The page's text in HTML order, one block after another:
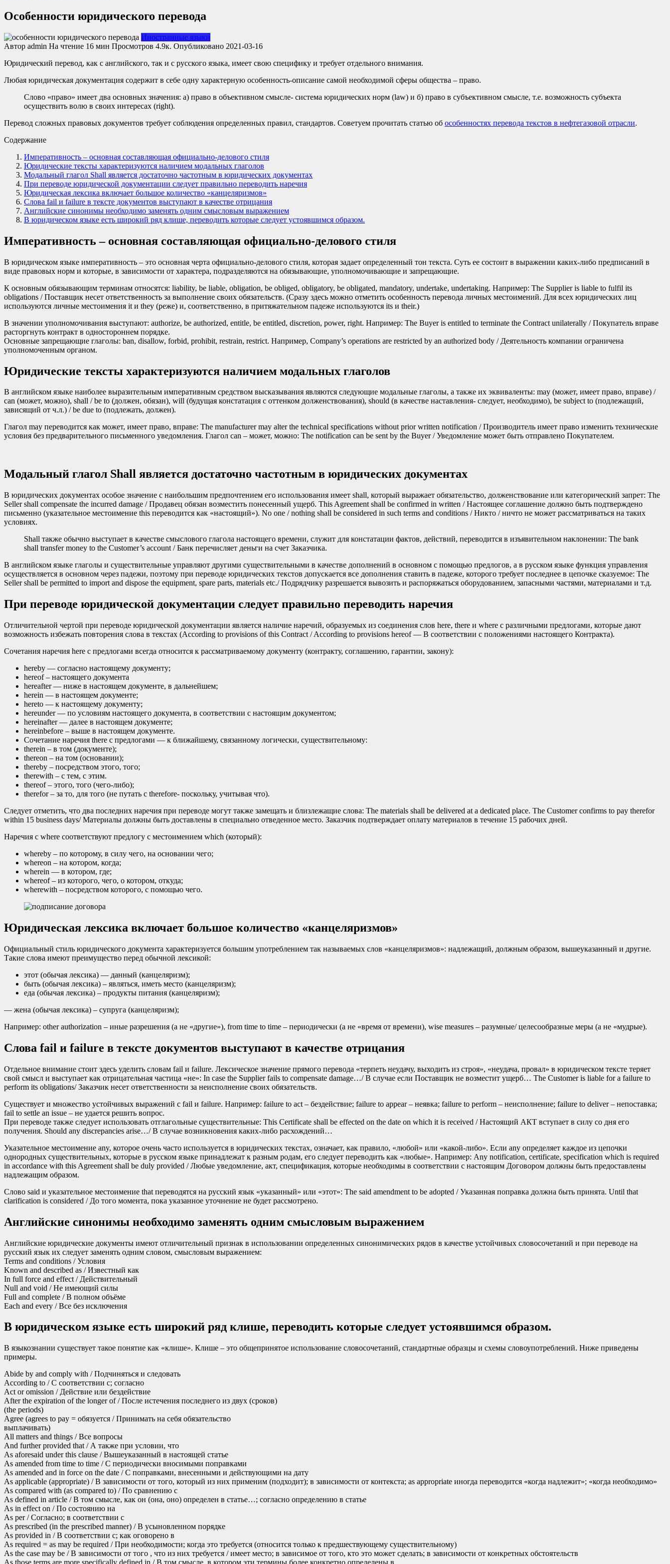
Особенности юридического перевода
Иностранные языки
Автор admin На чтение 16 мин Просмотров 4.9к. Опубликовано 2021-03-16
Юридический перевод, как с английского, так и с русского языка, имеет свою специфику и требует отдельного внимания.
Любая юридическая документация содержит в себе одну характерную особенность-описание самой необходимой сферы общества – право.
Слово «право» имеет два основных значения: а) право в объективном смысле- система юридических норм (law) и б) право в субъективном смысле, т.е. возможность субъекта
осуществить волю в своих интересах (right).
Перевод сложных правовых документов требует соблюдения определенных правил, стандартов. Советуем прочитать статью об особенностях перевода текстов в нефтегазовой отрасли.
Содержание
Императивность – основная составляющая официально-делового стиля
Юридические тексты характеризуются наличием модальных глаголов
Модальный глагол Shall является достаточно частотным в юридических документах
При переводе юридической документации следует правильно переводить наречия
Юридическая лексика включает большое количество «канцеляризмов»
Слова fail и failure в тексте документов выступают в качестве отрицания
Английские синонимы необходимо заменять одним смысловым выражением
В юридическом языке есть широкий ряд клише, переводить которые следует устоявшимся образом.
Императивность – основная составляющая официально-делового стиля
В юридическом языке императивность – это основная черта официально-делового стиля, которая задает определенный тон текста. Суть ее состоит в выражении каких-либо предписаний в
виде правовых норм и которые, в зависимости от характера, подразделяются на обязывающие, уполномочивающие и запрещающие.
К основным обязывающим терминам относятся: liability, be liable, obligation, be obliged, obligatory, be obligated, mandatory, undertake, undertaking. Например: The Supplier is liable to fulfil its
obligations / Поставщик несет ответственность за выполнение своих обязательств. (Сразу здесь можно отметить особенность перевода личных местоимений. Для всех юридических лиц
используются личные местоимения it и they (реже) и, соответственно, в притяжательном падеже используются its и their.)
В значении уполномочивания выступают: authorize, be authorized, entitle, be entitled, discretion, power, right. Например: The Buyer is entitled to terminate the Contract unilaterally / Покупатель вправе
расторгнуть контракт в одностороннем порядке.
Основные запрещающие глаголы: ban, disallow, forbid, prohibit, restrain, restrict. Например, Company’s operations are restricted by an authorized body / Деятельность компании ограничена
уполномоченным органом.
Юридические тексты характеризуются наличием модальных глаголов
В английском языке наиболее выразительным императивным средством высказывания являются следующие модальные глаголы, а также их эквиваленты: may (может, имеет право, вправе) /
can (может, можно), shall / be to (должен, обязан), will (будущая констатация с оттенком долженствования), should (в качестве наставления- следует, необходимо), be subject to (подлежащий,
зависящий от ч.л.) / be due to (подлежать, должен).
Глагол may переводится как может, имеет право, вправе: The manufacturer may alter the technical specifications without prior written notification / Производитель имеет право изменить технические
условия без предварительного письменного уведомления. Глагол can – может, можно: The notification can be sent by the Buyer / Уведомление может быть отправлено Покупателем.
Модальный глагол Shall является достаточно частотным в юридических документах
В юридических документах особое значение с наибольшим предпочтением его использования имеет shall, который выражает обязательство, долженствование или категорический запрет: The
Seller shall compensate the incurred damage / Продавец обязан возместить понесенный ущерб. This Agreement shall be confirmed in written / Настоящее соглашение должно быть подтверждено
письменно (указательное местоимение this переводится как «настоящий»). No one / nothing shall be considered in such terms and conditions / Никто / ничто не может рассматриваться на таких
условиях.
Shall также обычно выступает в качестве смыслового глагола настоящего времени, служит для констатации фактов, действий, переводится в изъявительном наклонении: The bank
shall transfer money to the Customer’s account / Банк перечисляет деньги на счет Заказчика.
В английском языке глаголы и существительные управляют другими существительными в качестве дополнений в основном с помощью предлогов, а в русском языке функция управления
осуществляется в основном через падежи, поэтому при переводе юридических текстов допускается все дополнения ставить в падеже, которого требует последнее в цепочке сказуемое: The
Seller shall be permitted to import and dispose the equipment, spare parts, materials etc./ Подрядчику разрешается вывозить и распоряжаться оборудованием, запасными частями, материалами и т.д.
При переводе юридической документации следует правильно переводить наречия
Отличительной чертой при переводе юридической документации является наличие наречий, образуемых из соединения слов here, there и where с различными предлогами, которые дают
возможность избежать повторения слова в текстах (According to provisions of this Contract / According to provisions hereof — В соответствии с положениями настоящего Контракта).
Сочетания наречия here с предлогами всегда относится к рассматриваемому документу (контракту, соглашению, гарантии, закону):
hereby — согласно настоящему документу;
hereof – настоящего документа
hereafter — ниже в настоящем документе, в дальнейшем;
herein — в настоящем документе;
hereto — к настоящему документу;
hereunder — по условиям настоящего документа, в соответствии с настоящим документом;
hereinafter — далее в настоящем документе;
hereinbefore – выше в настоящем документе.
Сочетание наречия there с предлогами — к ближайшему, связанному логически, существительному:
therein – в том (документе);
thereon – на том (основании);
thereby – посредством этого, того;
therewith – с тем, с этим.
thereof – этого, того (чего-либо);
therefor – за то, для того (не путать с therefore- поскольку, учитывая что).
Следует отметить, что два последних наречия при переводе могут также замещать и близлежащие слова: The materials shall be delivered at a dedicated place. The Customer confirms to pay therefor
within 15 business days/ Материалы должны быть доставлены в специально отведенное место. Заказчик подтверждает оплату материалов в течение 15 рабочих дней.
Наречия с where соответствуют предлогу с местоимением which (который):
whereby – по которому, в силу чего, на основании чего;
whereon – на котором, когда;
wherein — в котором, где;
whereof – из которого, чего, о котором, откуда;
wherewith – посредством которого, с помощью чего.
Юридическая лексика включает большое количество «канцеляризмов»
Официальный стиль юридического документа характеризуется большим употреблением так называемых слов «канцеляризмов»: надлежащий, должным образом, вышеуказанный и другие.
Такие слова имеют преимущество перед обычной лексикой:
этот (обычая лексика) — данный (канцеляризм);
быть (обычая лексика) – являться, иметь место (канцеляризм);
еда (обычая лексика) – продукты питания (канцеляризм);
— жена (обычая лексика) – супруга (канцеляризм);
Например: other authorization – иные разрешения (а не «другие»), from time to time – периодически (а не «время от времени), wise measures – разумные/ целесообразные меры (а не «мудрые).
Слова fail и failure в тексте документов выступают в качестве отрицания
Отдельное внимание стоит здесь уделить словам fail и failure. Лексическое значение прямого перевода «терпеть неудачу, выходить из строя», «неудача, провал» в юридическом тексте теряет
свой смысл и выступает как отрицательная частица «не»: In case the Supplier fails to compensate damage…/ В случае если Поставщик не возместит ущерб… The Customer is liable for a failure to
perform its obligations/ Заказчик несет ответственности за неисполнение своих обязательств.
Существует и множество устойчивых выражений с fail и failure. Например: failure to act – бездействие; failure to appear – неявка; failure to perform – неисполнение; failure to deliver – непоставка;
fail to settle an issue – не удается решить вопрос.
При переводе также следует использовать отглагольные существительные: This Certificate shall be effected on the date on which it is received / Настоящий АКТ вступает в силу со дня его
получения. Should any discrepancies arise…/ В случае возникновения каких-либо расхождений…
Указательное местоимение any, которое очень часто используется в юридических текстах, означает, как правило, «любой» или «какой-либо». Если any определяет каждое из цепочки
однородных существительных, которые в русском языке принадлежат к разным родам, его следует переводить как «любые». Например: Any notification, certificate, specification which is required
in accordance with this Agreement shall be duly provided / Любые уведомление, акт, спецификация, которые необходимы в соответствии с настоящим Договором должны быть предоставлены
надлежащим образом.
Слово said и указательное местоимение that переводятся на русский язык «указанный» или «этот»: The said amendment to be adopted / Указанная поправка должна быть принята. Until that
clarification is considered / До того момента, пока указанное уточнение не будет рассмотрено.
Английские синонимы необходимо заменять одним смысловым выражением
Английские юридические документы имеют отличительный признак в использовании определенных синонимических рядов в качестве устойчивых словосочетаний и при переводе на
русский язык их следует заменять одним словом, смысловым выражением:
Terms and conditions / Условия
Known and described as / Известный как
In full force and effect / Действительный
Null and void / Не имеющий силы
Full and complete / В полном объёме
Each and every / Все без исключения
В юридическом языке есть широкий ряд клише, переводить которые следует устоявшимся образом.
В языкознании существует такое понятие как «клише». Клише – это общепринятое использование словосочетаний, стандартные образцы и схемы словоупотреблений. Ниже приведены
примеры.
Abide by and comply with / Подчиняться и следовать
According to / С соответствии с; согласно
Act or omission / Действие или бездействие
After the expiration of the longer of / После истечения последнего из двух (сроков)
(the periods)
Agree (agrees to pay = обязуется / Принимать на себя обязательство
выплачивать)
All matters and things / Все вопросы
And further provided that / А также при условии, что
As aforesaid under this clause / Вышеуказанный в настоящей статье
As amended from time to time / С периодически вносимыми поправками
As amended and in force on the date / С поправками, внесенными и действующими на дату
As applicable (appropriate) / В зависимости от того, который из них применим (подходит); в зависимости от контекста; as appropriate иногда переводится «когда надлежит»; «когда необходимо»
As compared with (as compared to) / По сравнению с
As defined in article / В том смысле, как он (она, оно) определен в статье…; согласно определению в статье
As in effect on / По состоянию на
As per / Согласно; в соответствии с
As prescribed (in the prescribed manner) / В усыновленном порядке
As provided in / В соответствии с; как оговорено в
As required = as may be required / При необходимости; когда это требуется (относится только к предшествующему существительному)
As the case may be / В зависимости от того , что из них требуется / имеет место; в зависимое от того, кто это может сделать; в зависимости от конкретных обстоятельств